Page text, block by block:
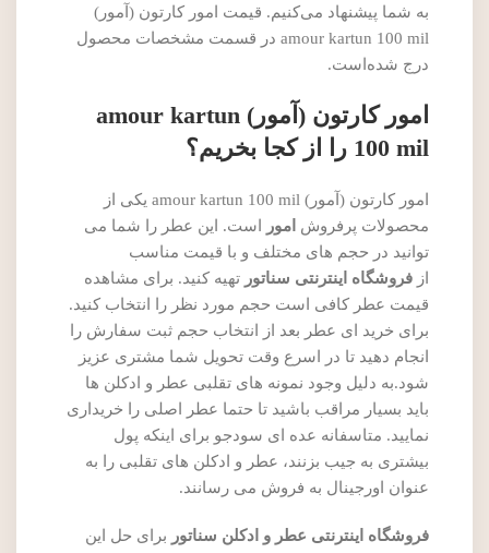
به شما پیشنهاد می‌کنیم. قیمت امور کارتون (آمور)
amour kartun 100 mil در قسمت مشخصات محصول
درج شده‌است.
امور کارتون (آمور) amour kartun
100 mil را از کجا بخریم؟
امور کارتون (آمور) amour kartun 100 mil یکی از
محصولات پرفروش امور
است. این عطر را شما می
توانید در حجم های مختلف و با قیمت مناسب
از فروشگاه اینترنتی سناتور تهیه کنید. برای مشاهده
قیمت عطر کافی است حجم مورد نظر را انتخاب کنید.
برای خرید ای عطر بعد از انتخاب حجم ثبت سفارش را
انجام دهید تا در اسرع وقت تحویل شما مشتری عزیز
شود.به دلیل وجود نمونه های تقلبی عطر و ادکلن ها
باید بسیار مراقب باشید تا حتما عطر اصلی را خریداری
نمایید. متاسفانه عده ای سودجو برای اینکه پول
بیشتری به جیب بزنند، عطر و ادکلن های تقلبی را به
عنوان اورجینال به فروش می رسانند.
فروشگاه اینترنتی عطر و ادکلن سناتور برای حل این